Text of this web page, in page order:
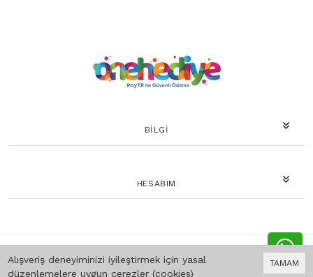
BILGI
HESABIM
ile hazırlanmıştır.
TAMAM
Alışveriş deneyiminizi iyileştirmek için yasal
düzenlemelere uygun çerezler (cookies)